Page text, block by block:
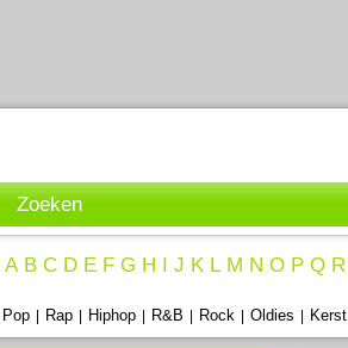
Zoeken
A B C D E F G H I J K L M N O P Q R
Pop Rap Hiphop R&B Rock Oldies Kerst